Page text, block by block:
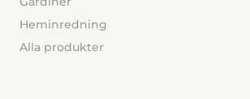
Heminredning
Alla produkter